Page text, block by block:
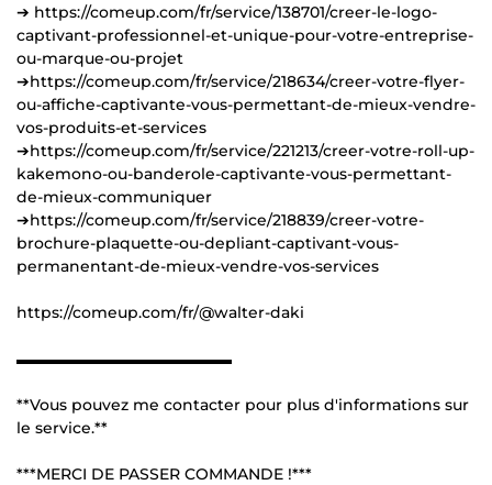
➔ https://comeup.com/fr/service/138701/creer-le-logo-
captivant-professionnel-et-unique-pour-votre-entreprise-
ou-marque-ou-projet
➔https://comeup.com/fr/service/218634/creer-votre-flyer-
ou-affiche-captivante-vous-permettant-de-mieux-vendre-
vos-produits-et-services
➔https://comeup.com/fr/service/221213/creer-votre-roll-up-
kakemono-ou-banderole-captivante-vous-permettant-
de-mieux-communiquer
➔https://comeup.com/fr/service/218839/creer-votre-
brochure-plaquette-ou-depliant-captivant-vous-
permanentant-de-mieux-vendre-vos-services
https://comeup.com/fr/@walter-daki
▬▬▬▬▬▬▬▬▬▬▬▬▬▬
**Vous pouvez me contacter pour plus d'informations sur
le service.**
***MERCI DE PASSER COMMANDE !***